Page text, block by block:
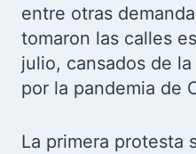
entre otras
tomaron las calles
julio, cansados de
por la pandemia de
La primera protesta